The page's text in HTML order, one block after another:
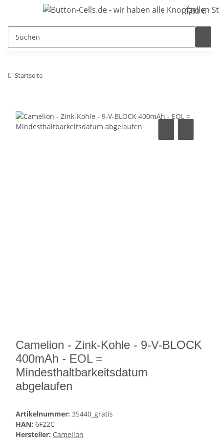
0,00 €
Startseite
Camelion - Zink-Kohle - 9-V-BLOCK
400mAh - EOL =
Mindesthaltbarkeitsdatum
abgelaufen
Artikelnummer: 35440_gratis
HAN: 6F22C
Hersteller: Camelion